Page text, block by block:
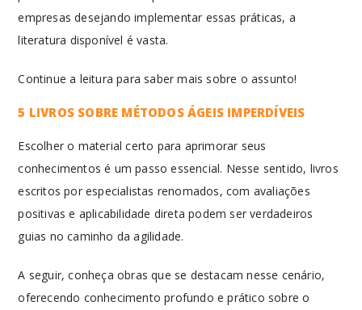
empresas desejando implementar essas práticas, a
literatura disponível é vasta.
Continue a leitura para saber mais sobre o assunto!
5 LIVROS SOBRE MÉTODOS ÁGEIS IMPERDÍVEIS
Escolher o material certo para aprimorar seus
conhecimentos é um passo essencial. Nesse sentido, livros
escritos por especialistas renomados, com avaliações
positivas e aplicabilidade direta podem ser verdadeiros
guias no caminho da agilidade.
A seguir, conheça obras que se destacam nesse cenário,
oferecendo conhecimento profundo e prático sobre o